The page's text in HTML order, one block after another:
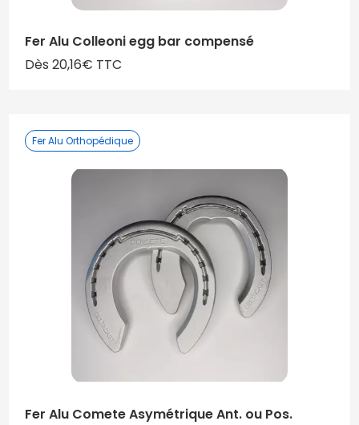
Fer Alu Colleoni egg bar compensé
Dès 20,16€ TTC
Fer Alu Orthopédique
Fer Alu Comete Asymétrique Ant. ou Pos.